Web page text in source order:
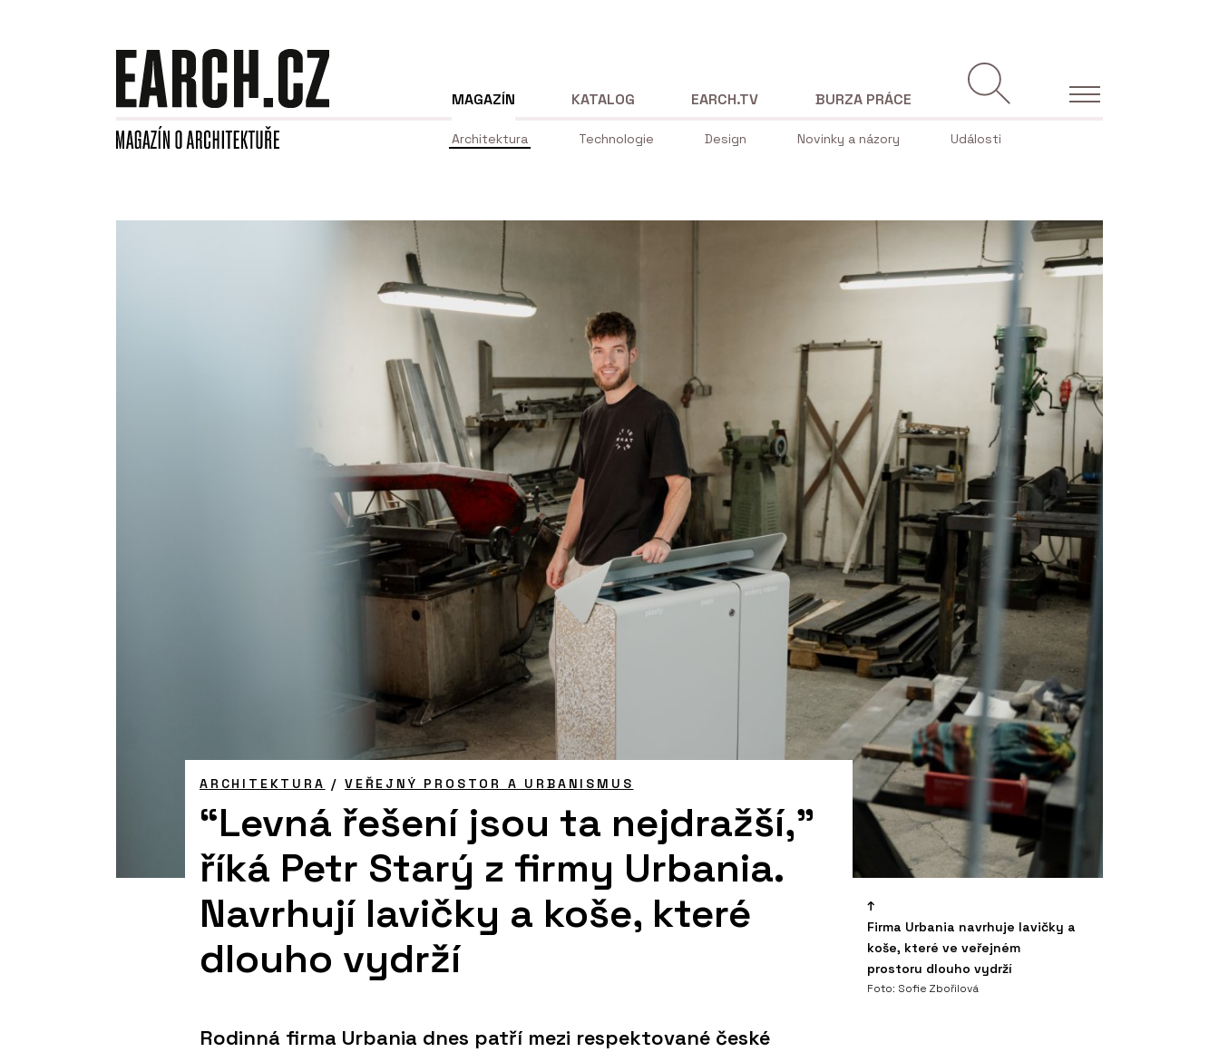
MAGAZÍN
Architektura Technologie Design Novinky a názory Události
KATALOG EARCH.TV BURZA PRÁCE
Firma Urbania navrhuje lavičky a
koše, které ve veřejném
prostoru dlouho vydrží
Foto: Sofie Zbořilová
ARCHITEKTURA /VEŘEJNÝ PROSTOR A URBANISMUS
“Levná řešení jsou ta nejdražší,”
říká Petr Starý z firmy Urbania.
Navrhují lavičky a koše, které
dlouho vydrží
Rodinná firma Urbania dnes patří mezi respektované české